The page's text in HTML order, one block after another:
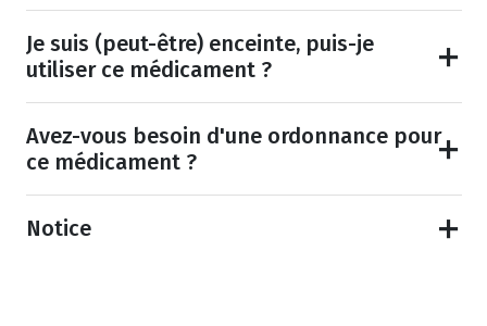
Je suis (peut-être) enceinte, puis-je
utiliser ce médicament ?
Avez-vous besoin d'une ordonnance pour
ce médicament ?
Notice